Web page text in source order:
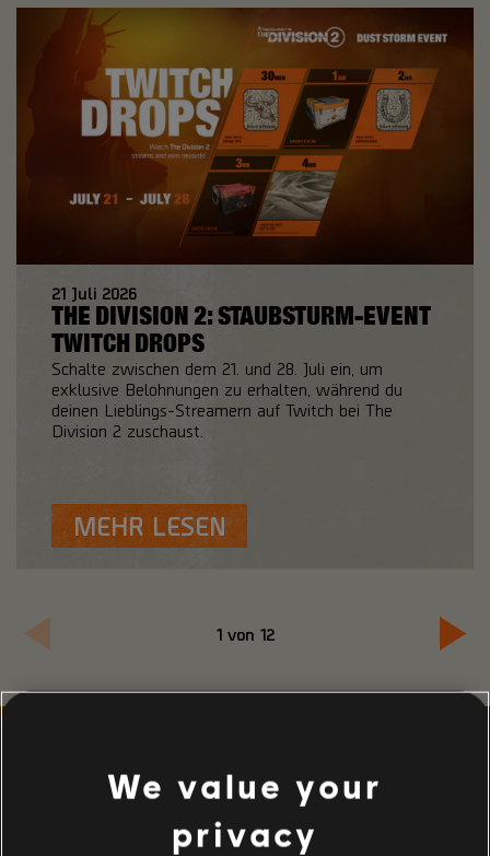
21 Juli 2026
THE DIVISION 2: STAUBSTURM-EVENT
TWITCH DROPS
Schalte zwischen dem 21. und 28. Juli ein, um
exklusive Belohnungen zu erhalten, während du
deinen Lieblings-Streamern auf Twitch bei The
Division 2 zuschaust.
MEHR LESEN
1 von 12
We value your
privacy